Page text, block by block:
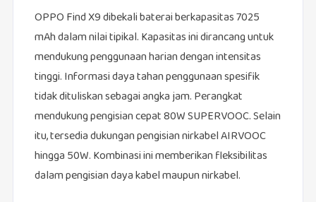
OPPO Find X9 dibekali baterai berkapasitas 7025
mAh dalam nilai tipikal. Kapasitas ini dirancang untuk
mendukung penggunaan harian dengan intensitas
tinggi. Informasi daya tahan penggunaan spesifik
tidak dituliskan sebagai angka jam. Perangkat
mendukung pengisian cepat 80W SUPERVOOC. Selain
itu, tersedia dukungan pengisian nirkabel AIRVOOC
hingga 50W. Kombinasi ini memberikan fleksibilitas
dalam pengisian daya kabel maupun nirkabel.